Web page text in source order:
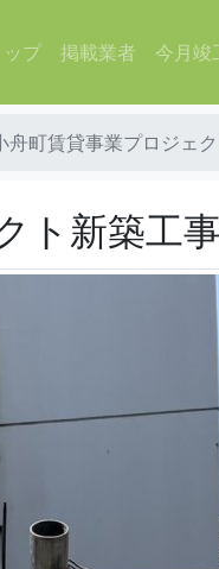
ップ 掲載業者 今月竣
舟町賃貸事業プロジェ
ト新築工